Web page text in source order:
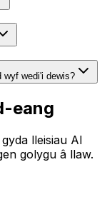
wyf wedi'i dewis?
eang
lleisiau AI
golygu â llaw.